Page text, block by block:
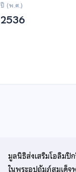
ปี (พ.ศ.)
2536
มูลนิธิส่งเสริมโอลิมปิ
ในพระอุปถัมภ์สมเด็จ